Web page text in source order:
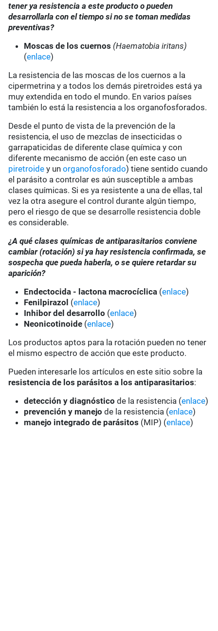
tener ya resistencia a este producto o pueden
desarrollarla con el tiempo si no se toman medidas
preventivas?
Moscas de los cuernos (Haematobia iritans)
(enlace)
La resistencia de las moscas de los cuernos a la
cipermetrina y a todos los demás piretroides está ya
muy extendida en todo el mundo. En varios países
también lo está la resistencia a los organofosforados.
Desde el punto de vista de la prevención de la
resistencia, el uso de mezclas de insecticidas o
garrapaticidas de diferente clase química y con
diferente mecanismo de acción (en este caso un
piretroide y unorganofosforado) tiene sentido cuando
el parásito a controlar es aún susceptible a ambas
clases químicas. Si es ya resistente a una de ellas, tal
vez la otra asegure el control durante algún tiempo,
pero el riesgo de que se desarrolle resistencia doble
es considerable.
¿A qué clases químicas de antiparasitarios conviene
cambiar (rotación) si ya hay resistencia confirmada, se
sospecha que pueda haberla, o se quiere retardar su
aparición?
Endectocida - lactona macrocíclica (enlace)
Fenilpirazol (enlace)
Inhibor del desarrollo (enlace)
Neonicotinoide (enlace)
Los productos aptos para la rotación pueden no tener
el mismo espectro de acción que este producto.
Pueden interesarle los artículos en este sitio sobre la
resistencia de los parásitos a los antiparasitarios:
detección y diagnóstico de la resistencia (enlace)
prevención y manejo de la resistencia (enlace)
manejo integrado de parásitos (MIP) (enlace)